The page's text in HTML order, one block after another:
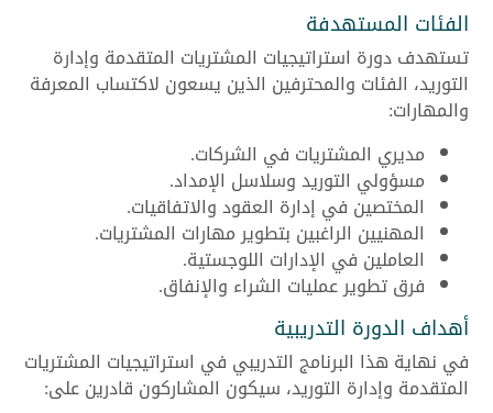
الفئات المستهدفة
تستهدف دورة استراتيجيات المشتريات المتقدمة وإدارة
التوريد، الفئات والمحترفين الذين يسعون لاكتساب المعرفة
والمهارات:
مديري المشتريات في الشركات.
مسؤولي التوريد وسلاسل الإمداد.
المختصين في إدارة العقود والاتفاقيات.
المهنيين الراغبين بتطوير مهارات المشتريات.
العاملين في الإدارات اللوجستية.
فرق تطوير عمليات الشراء والإنفاق.
أهداف الدورة التدريبية
في نهاية هذا البرنامج التدريبي في استراتيجيات المشتريات
المتقدمة وإدارة التوريد، سيكون المشاركون قادرين على: